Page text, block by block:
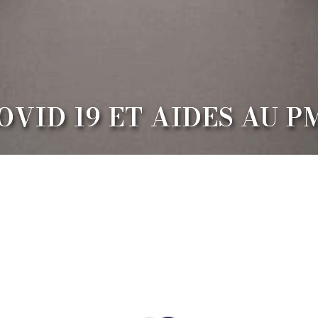
19 ET AIDES AU